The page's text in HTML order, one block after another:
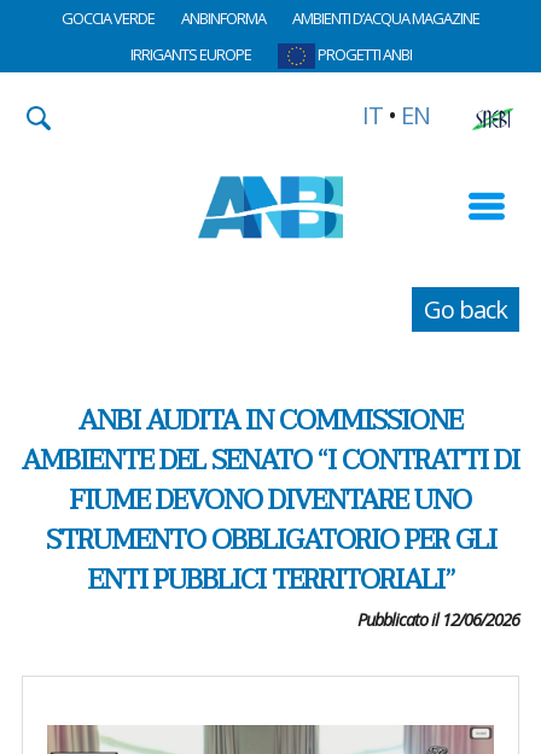
GOCCIA VERDE ANBINFORMA
AMBIENTI D’ACQUA MAGAZINE
IRRIGANTS EUROPE
PROGETTI ANBI
IT • EN
Go back
ANBI AUDITA IN COMMISSIONE
AMBIENTE DEL SENATO “I CONTRATTI DI
FIUME DEVONO DIVENTARE UNO
STRUMENTO OBBLIGATORIO PER GLI
ENTI PUBBLICI TERRITORIALI”
Pubblicato il 12/06/2026